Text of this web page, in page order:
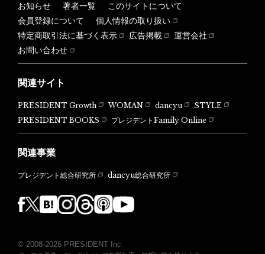
お知らせ 著者一覧
このサイトについて
会員登録について
個人情報の取り扱い
特定商取引法に基づく表示
広告掲載
運営会社
お問い合わせ
関連サイト
PRESIDENT Growth WOMAN dancyu
STYLE
PRESIDENT BOOKS
プレジデントFamily Online
関連事業
プレジデント総合研究所 dancyu総合研究所
© 2008-2026 PRESIDENT Inc.